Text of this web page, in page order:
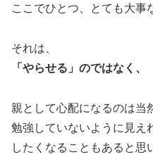
ここでひとつ、とても大事
それは、
「やらせる」のではなく、
親として心配になるのは当
勉強していないように見え
したくなることもあると思